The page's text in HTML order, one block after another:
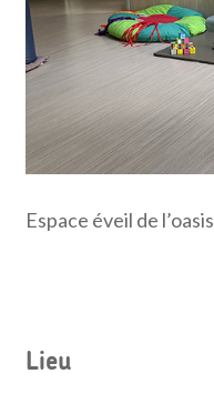
Espace éveil de l’oasis
Lieu